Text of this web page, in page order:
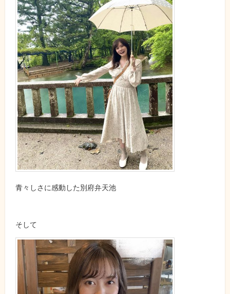
青々しさに感動した別府弁天池
そして